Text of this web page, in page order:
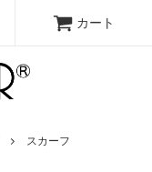
カート
スカーフ